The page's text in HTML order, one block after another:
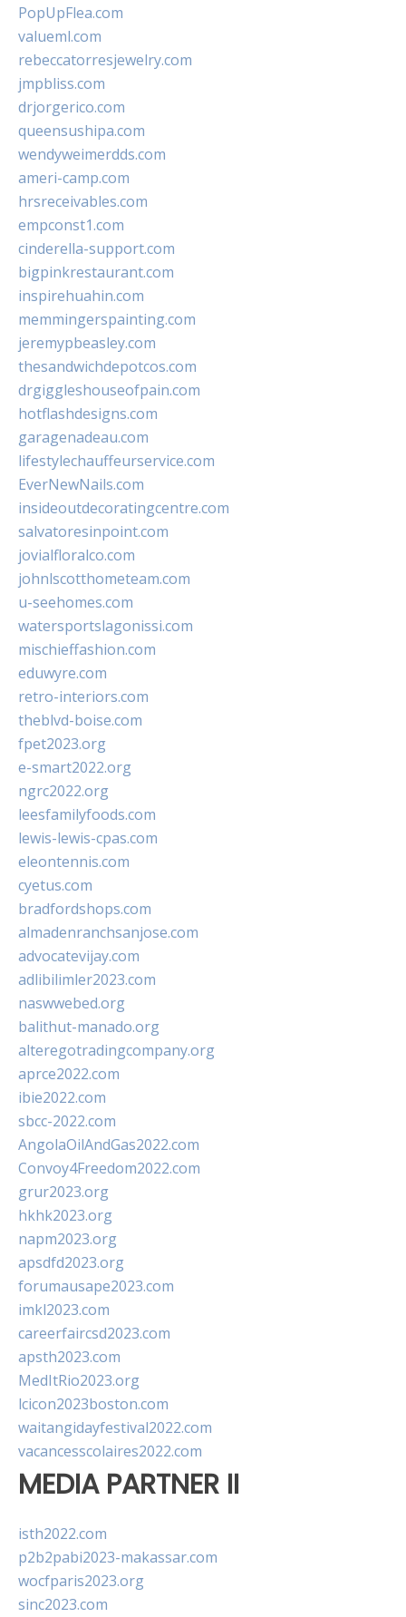
PopUpFlea.com
valueml.com
rebeccatorresjewelry.com
jmpbliss.com
drjorgerico.com
queensushipa.com
wendyweimerdds.com
ameri-camp.com
hrsreceivables.com
empconst1.com
cinderella-support.com
bigpinkrestaurant.com
inspirehuahin.com
memmingerspainting.com
jeremypbeasley.com
thesandwichdepotcos.com
drgiggleshouseofpain.com
hotflashdesigns.com
garagenadeau.com
lifestylechauffeurservice.com
EverNewNails.com
insideoutdecoratingcentre.com
salvatoresinpoint.com
jovialfloralco.com
johnlscotthometeam.com
u-seehomes.com
watersportslagonissi.com
mischieffashion.com
eduwyre.com
retro-interiors.com
theblvd-boise.com
fpet2023.org
e-smart2022.org
ngrc2022.org
leesfamilyfoods.com
lewis-lewis-cpas.com
eleontennis.com
cyetus.com
bradfordshops.com
almadenranchsanjose.com
advocatevijay.com
adlibilimler2023.com
naswwebed.org
balithut-manado.org
alteregotradingcompany.org
aprce2022.com
ibie2022.com
sbcc-2022.com
AngolaOilAndGas2022.com
Convoy4Freedom2022.com
grur2023.org
hkhk2023.org
napm2023.org
apsdfd2023.org
forumausape2023.com
imkl2023.com
careerfaircsd2023.com
apsth2023.com
MedItRio2023.org
lcicon2023boston.com
waitangidayfestival2022.com
vacancesscolaires2022.com
MEDIA PARTNER II
isth2022.com
p2b2pabi2023-makassar.com
wocfparis2023.org
sinc2023.com